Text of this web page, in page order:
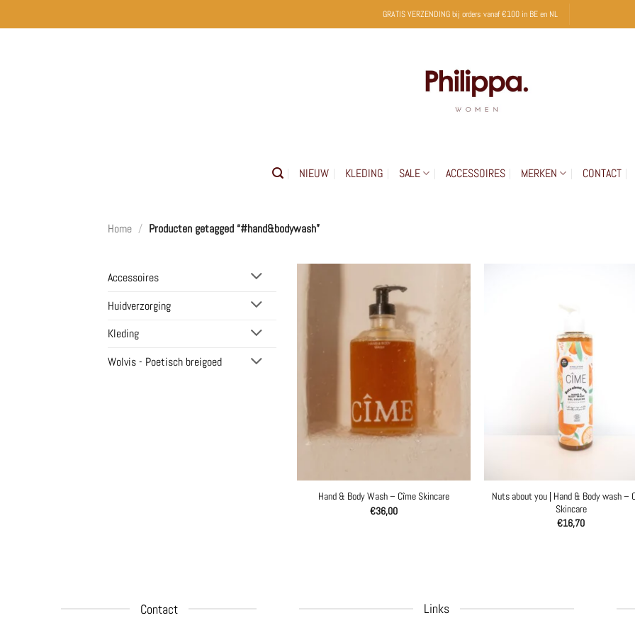
naar
GRATIS VERZENDING bij orders vanaf €100 in BE en NL
NIEUW KLEDING SALE ACCESSOIRES MERKEN CONTACT
Home / Producten getagged “#hand&bodywash”
Accessoires
Huidverzorging
Kleding
Wolvis - Poetisch breigoed
Hand & Body Wash – Cîme Skincare
€36,00
Nuts about you | Hand & Body wash –
Skincare
€16,70
Contact Links